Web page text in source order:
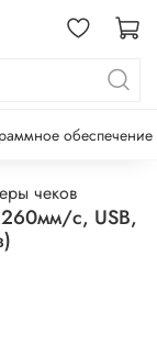
обеспечение
чеков
с, USB,